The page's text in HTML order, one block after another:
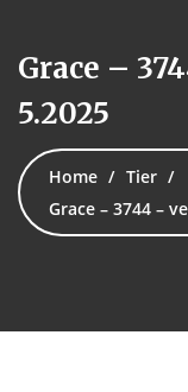
Grace –
5.2025
Home
Tier
Grace – 3744 –